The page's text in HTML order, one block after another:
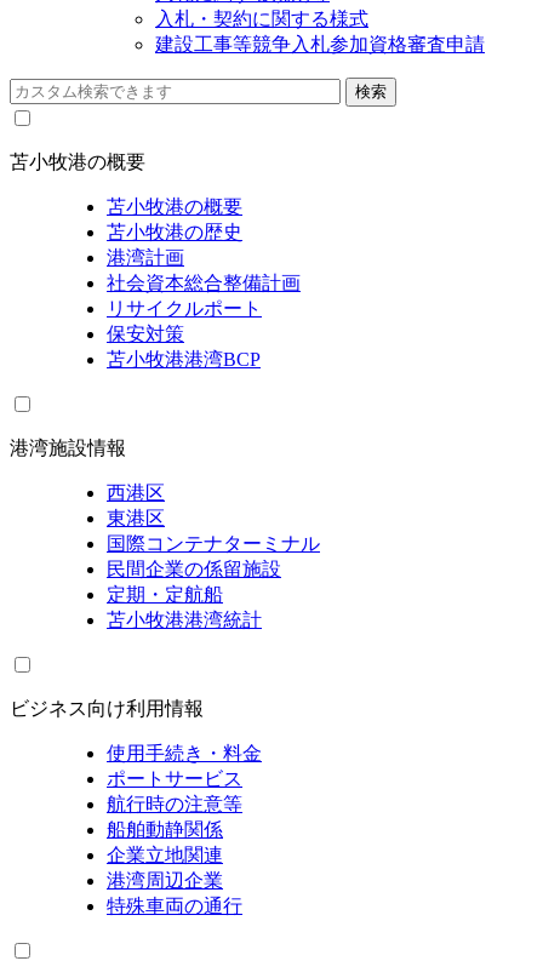
入札・契約に関する様式
建設工事等競争入札参加資格審査申請
苫小牧港の概要
苫小牧港の概要
苫小牧港の歴史
港湾計画
社会資本総合整備計画
リサイクルポート
保安対策
苫小牧港港湾BCP
港湾施設情報
西港区
東港区
国際コンテナターミナル
民間企業の係留施設
定期・定航船
苫小牧港港湾統計
ビジネス向け利用情報
使用手続き・料金
ポートサービス
航行時の注意等
船舶動静関係
企業立地関連
港湾周辺企業
特殊車両の通行